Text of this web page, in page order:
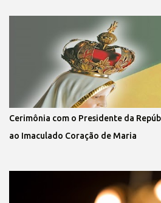
Cerimônia com o Presidente da
ao Imaculado Coração de Maria